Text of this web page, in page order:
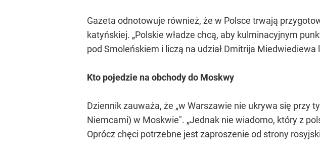
Gazeta odnotowuje również, że w Polsce trwają
katyńskiej. „Polskie władze chcą, aby kulminacyjnym
pod Smoleńskiem i liczą na udział Dmitrija
Kto pojedzie na obchody do Moskwy
Dziennik zauważa, że „w Warszawie nie ukrywa się przy
Niemcami) w Moskwie". „Jednak nie wiadomo, który z
Oprócz chęci potrzebne jest zaproszenie od strony